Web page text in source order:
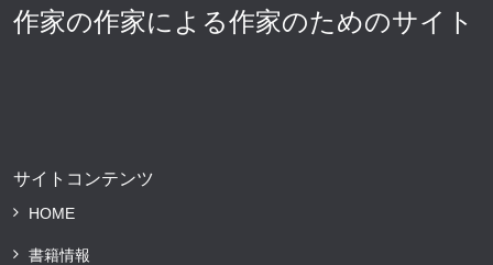
作家の作家による作家のためのサイト
サイトコンテンツ
HOME
書籍情報